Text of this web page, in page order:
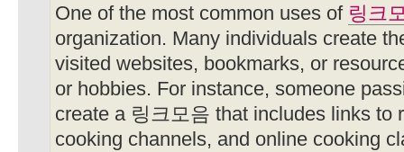
One of the most common uses of 링크
organization. Many individuals create
visited websites, bookmarks, or
or hobbies. For instance, someone
create a 링크모음 that includes links to
cooking channels, and online cooking